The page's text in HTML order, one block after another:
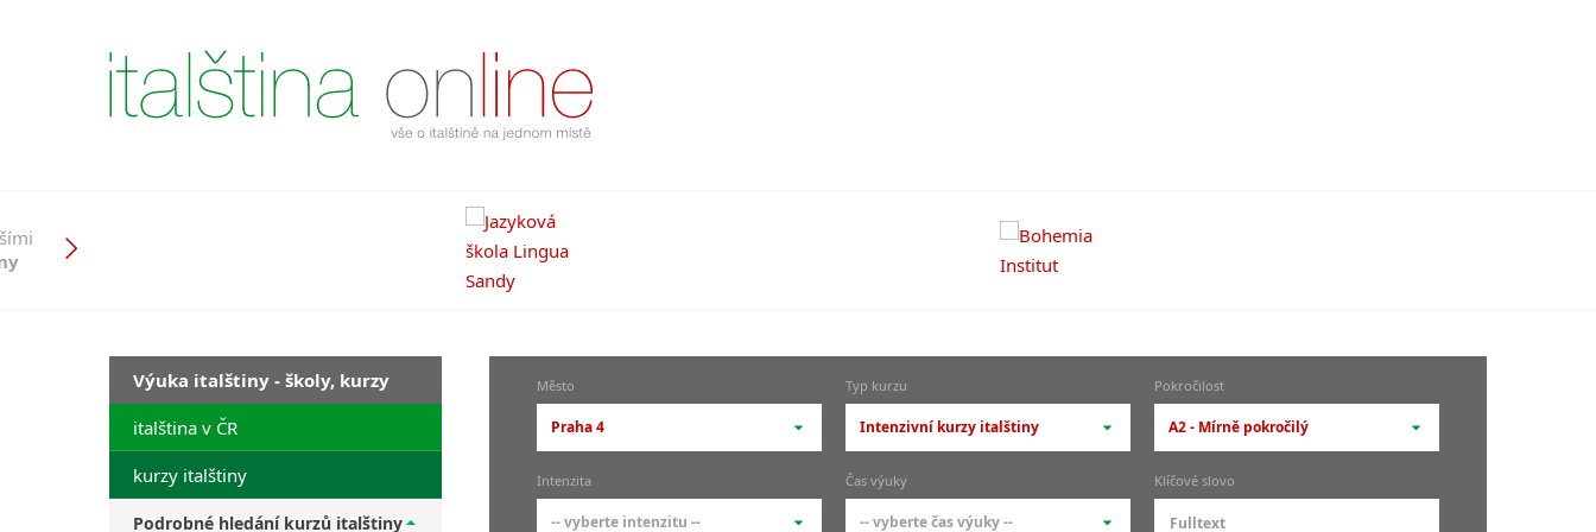
Výuka italštiny - školy, kurzy
italština v ČR
kurzy italštiny
Podrobné hledání kurzů italštiny
Město
Praha 4
-- vyberte město --
pražské městské části
Typ kurzu
Intenzivní kurzy italštiny
-- vyberte typ --
základní členění kurzů
Pokročilost
A2 - Mírně pokročilý
-- vyberte pokročilost --
Intenzita
-- vyberte intenzitu --
Čas výuky
-- vyberte čas výuky --
Klíčové slovo